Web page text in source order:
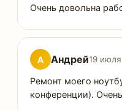
Очень довольна
А Андрей19
Ремонт моего
конференции).